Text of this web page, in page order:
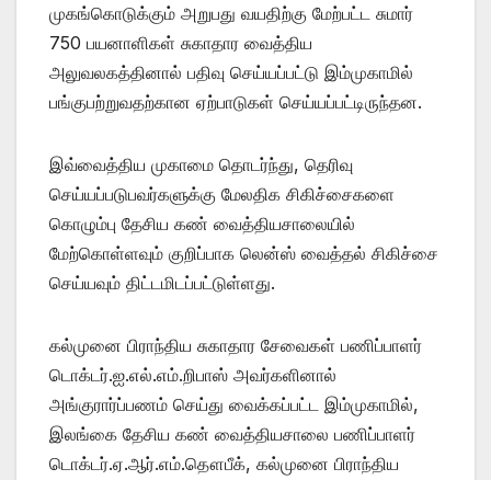
முகங்கொடுக்கும் அறுபது வயதிற்கு மேற்பட்ட சுமார்
750 பயனாளிகள் சுகாதார வைத்திய
அலுவலகத்தினால் பதிவு செய்யப்பட்டு இம்முகாமில்
பங்குபற்றுவதற்கான ஏற்பாடுகள் செய்யப்பட்டிருந்தன.
இவ்வைத்திய முகாமை தொடர்ந்து, தெரிவு
செய்யப்படுபவர்களுக்கு மேலதிக சிகிச்சைகளை
கொழும்பு தேசிய கண் வைத்தியசாலையில்
மேற்கொள்ளவும் குறிப்பாக லென்ஸ் வைத்தல் சிகிச்சை
செய்யவும் திட்டமிடப்பட்டுள்ளது.
கல்முனை பிராந்திய சுகாதார சேவைகள் பணிப்பாளர்
டொக்டர்.ஐ.எல்.எம்.றிபாஸ் அவர்களினால்
அங்குரார்ப்பணம் செய்து வைக்கப்பட்ட இம்முகாமில்,
இலங்கை தேசிய கண் வைத்தியசாலை பணிப்பாளர்
டொக்டர்.ஏ.ஆர்.எம்.தௌபீக், கல்முனை பிராந்திய